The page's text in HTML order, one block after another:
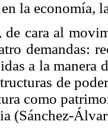
la economía,
de cara al
demandas:
a la manera
de
como
(Sánchez-